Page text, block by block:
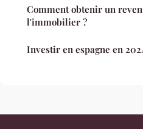
Comment obtenir un
l'immobilier ?
Investir en espagne en